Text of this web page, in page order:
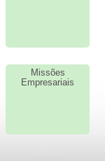
Missões
Empresariais